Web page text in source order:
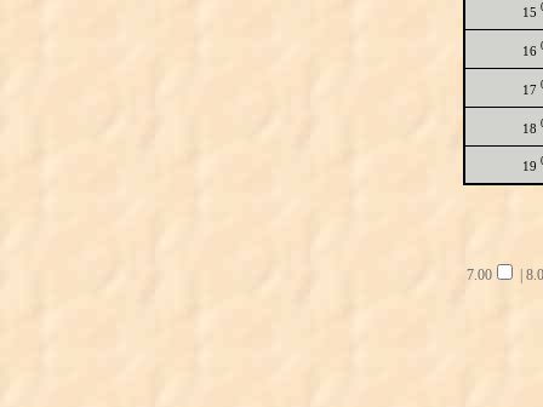
15
16
17
18
19
7.00